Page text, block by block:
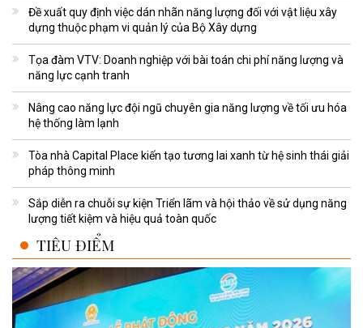
Đề xuất quy định việc dán nhãn năng lượng đối với vật liệu xây
dựng thuộc phạm vi quản lý của Bộ Xây dựng
Tọa đàm VTV: Doanh nghiệp với bài toán chi phí năng lượng và
năng lực cạnh tranh
Nâng cao năng lực đội ngũ chuyên gia năng lượng về tối ưu hóa
hệ thống làm lạnh
Tòa nhà Capital Place kiến tạo tương lai xanh từ hệ sinh thái giải
pháp thông minh
Sắp diễn ra chuỗi sự kiện Triển lãm và hội thảo về sử dụng năng
lượng tiết kiệm và hiệu quả toàn quốc
TIÊU ĐIỂM